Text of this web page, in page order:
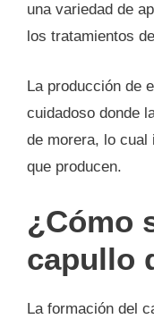
una variedad de
los tratamientos
La producción de
cuidadoso donde
de morera, lo cual
que producen.
¿Cómo
capullo
La formación del